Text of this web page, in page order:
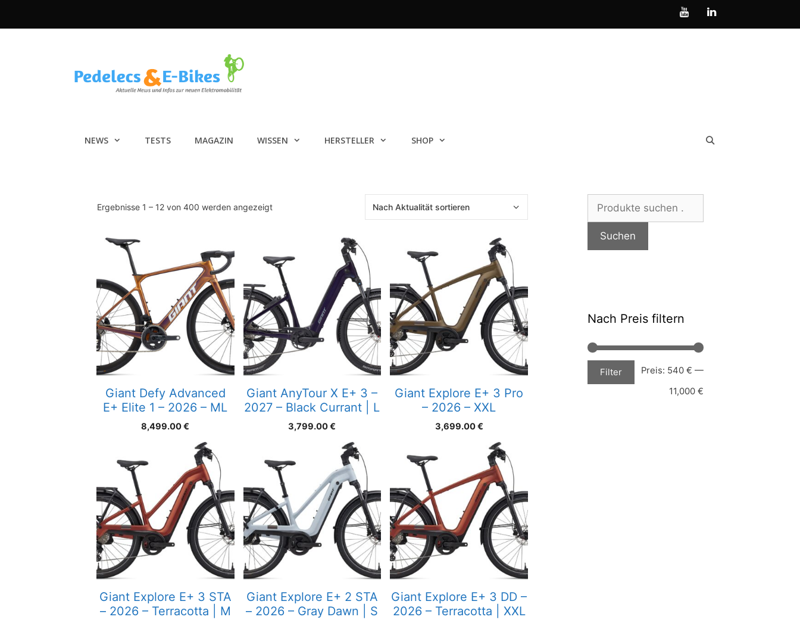
NEWS TESTS MAGAZIN WISSEN HERSTELLER SHOP
Ergebnisse 1 – 12 von 400 werden angezeigtNach
Giant Defy Advanced
E+ Elite 1 – 2026 – ML
8,499.00€
Giant AnyTour X E+ 3 –
2027 – Black Currant | L
3,799.00€
Giant Explore E+ 3 Pro
– 2026 – XXL
3,699.00€
Giant Explore E+ 3 STA
– 2026 – Terracotta | M
Giant Explore E+ 2 STA
– 2026 – Gray Dawn | S
Giant Explore E+ 3 DD –
2026 – Terracotta | XXL
nach:
Suchen
Nach Preis filtern
Min.
Max.
Filter Preis: 540 € —
11,000 €